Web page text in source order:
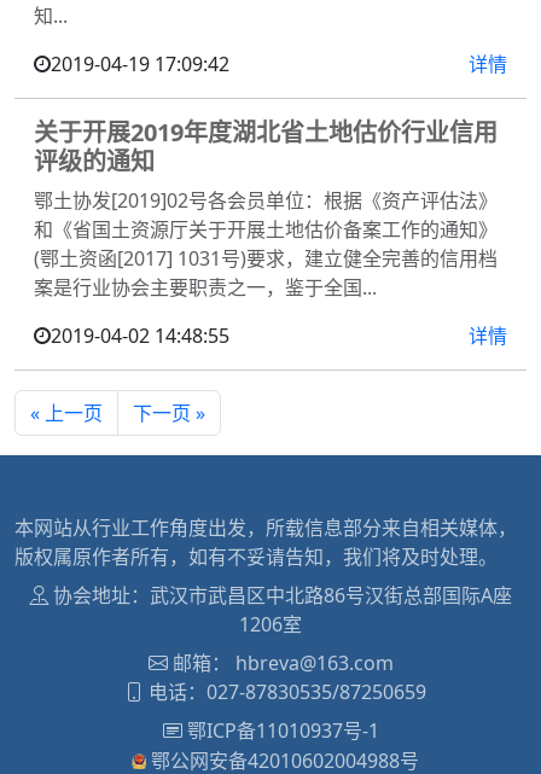
知...
2019-04-19 17:09:42
详情
关于开展2019年度湖北省土地估价行业信用
评级的通知
鄂土协发[2019]02号各会员单位：根据《资产评估法》
和《省国土资源厅关于开展土地估价备案工作的通知》
(鄂土资函[2017] 1031号)要求，建立健全完善的信用档
案是行业协会主要职责之一，鉴于全国...
2019-04-02 14:48:55
详情
« 上一页 下一页 »
本网站从行业工作角度出发，所载信息部分来自相关媒体，
版权属原作者所有，如有不妥请告知，我们将及时处理。
协会地址：武汉市武昌区中北路86号汉街总部国际A座
1206室
邮箱： hbreva@163.com
电话：027-87830535/87250659
鄂ICP备11010937号-1
鄂公网安备42010602004988号